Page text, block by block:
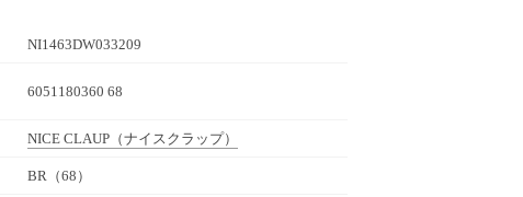
NI1463DW033209
6051180360 68
NICE CLAUP （ナイスクラップ）
BR（68）